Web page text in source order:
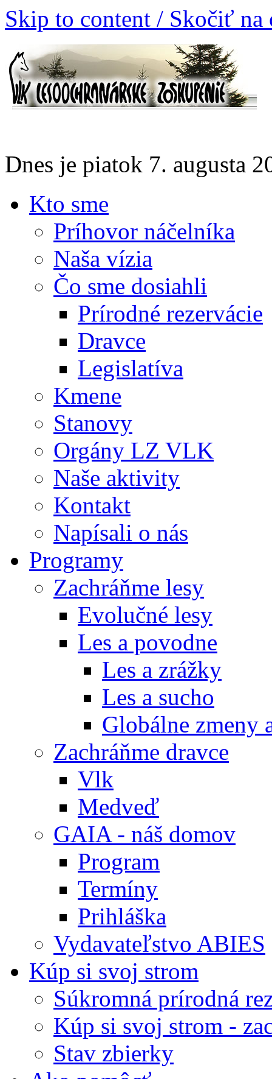
Skip to content / Skočiť na
Dnes je piatok 7. augusta
Kto sme
Príhovor náčelníka
Naša vízia
Čo sme dosiahli
Prírodné rezervácie
Dravce
Legislatíva
Kmene
Stanovy
Orgány LZ VLK
Naše aktivity
Kontakt
Napísali o nás
Programy
Zachráňme lesy
Evolučné lesy
Les a povodne
Les a zrážky
Les a sucho
Globálne zmeny
Zachráňme dravce
Vlk
Medveď
GAIA - náš domov
Program
Termíny
Prihláška
Vydavateľstvo ABIES
Kúp si svoj strom
Súkromná prírodná
Kúp si svoj strom -
Stav zbierky